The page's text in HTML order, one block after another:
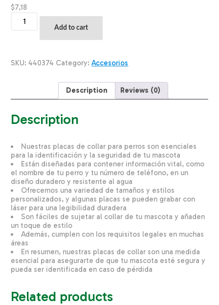
$7,18
Para
Forma
ENGRAVERS
Unidad
Add to cart
SKU:440374 Category:Accesorios
Description Reviews (0)
Description
Nuestras placas de collar para perros son esenciales
para la identificación y la seguridad de tu mascota
Están diseñadas para contener información vital, como
el nombre de tu perro y tu número de teléfono, en un
diseño duradero y resistente al agua
Ofrecemos una variedad de tamaños y estilos
personalizados, y algunas placas se pueden grabar con
láser para una legibilidad duradera
Son fáciles de sujetar al collar de tu mascota y añaden
un toque de estilo
Además, cumplen con los requisitos legales en muchas
áreas
En resumen, nuestras placas de collar son una medida
esencial para asegurarte de que tu mascota esté segura y
pueda ser identificada en caso de pérdida
Related products